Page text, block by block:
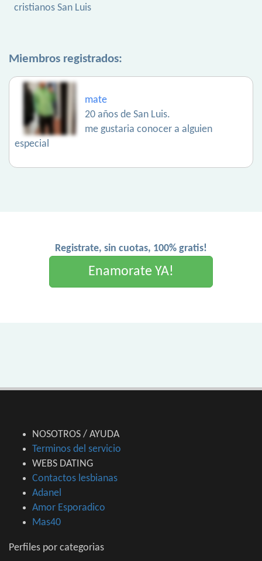
cristianos San Luis
Miembros registrados:
mate
20 años de San Luis.
me gustaria conocer a alguien
especial
Registrate, sin cuotas, 100% gratis!
Enamorate YA!
NOSOTROS / AYUDA
Terminos del servicio
WEBS DATING
Contactos lesbianas
Adanel
Amor Esporadico
Mas40
Perfiles por categorias